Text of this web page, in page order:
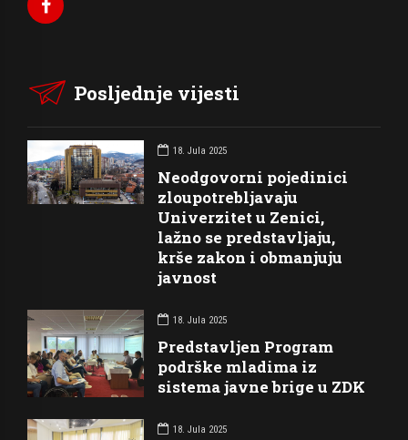
Posljednje vijesti
18. Jula 2025
Neodgovorni pojedinici
zloupotrebljavaju
Univerzitet u Zenici,
lažno se predstavljaju,
krše zakon i obmanjuju
javnost
18. Jula 2025
Predstavljen Program
podrške mladima iz
sistema javne brige u ZDK
18. Jula 2025